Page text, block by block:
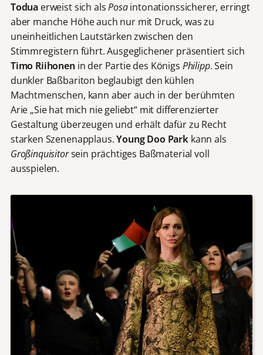
Todua erweist sich alsPosaintonationssicherer, erringt
aber manche Höhe auch nur mit Druck, was zu
uneinheitlichen Lautstärken zwischen den
Stimmregistern führt. Ausgeglichener präsentiert sich
Timo Riihonenin der Partie des Königs Philipp. Sein
dunkler Baßbariton beglaubigt den kühlen
Machtmenschen, kann aber auch in der berühmten
Arie „Sie hat mich nie geliebt“ mit differenzierter
Gestaltung überzeugen und erhält dafür zu Recht
starken Szenenapplaus.Young Doo Park kann als
Großinquisitorsein prächtiges Baßmaterial voll
ausspielen.